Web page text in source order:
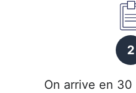
2
On arrive en